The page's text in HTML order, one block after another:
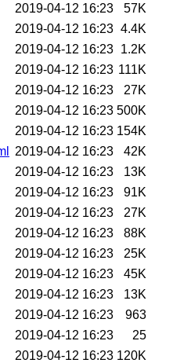
2019-04-12 16:23
57K
2019-04-12 16:23 4.4K
2019-04-12 16:23 1.2K
2019-04-12 16:23 111K
2019-04-12 16:23
27K
2019-04-12 16:23 500K
2019-04-12 16:23 154K
2019-04-12 16:23
42K
2019-04-12 16:23
13K
2019-04-12 16:23
91K
2019-04-12 16:23
27K
2019-04-12 16:23
88K
2019-04-12 16:23
25K
2019-04-12 16:23
45K
2019-04-12 16:23
13K
2019-04-12 16:23
963
2019-04-12 16:23
25
2019-04-12 16:23 120K